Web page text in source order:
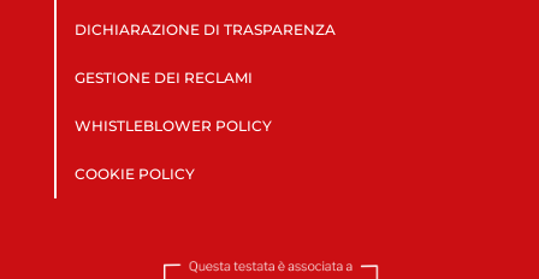
DICHIARAZIONE DI TRASPARENZA
GESTIONE DEI RECLAMI
WHISTLEBLOWER POLICY
COOKIE POLICY